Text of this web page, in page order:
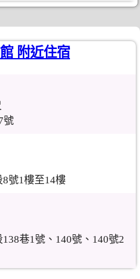
附近住宿
號
號1樓至14樓
巷1號、140號、140號2